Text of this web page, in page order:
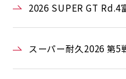
2026 SUPER GT Rd.4
スーパー耐久2026 第